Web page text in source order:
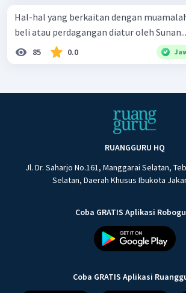
Hal-hal yang berkaitan dengan
beli atau perdagangan diatur oleh
85 0.0
RUANGGURU HQ
Jl. Dr. Saharjo No.161, Manggarai Selatan,
Selatan, Daerah Khusus Ibukota
Coba GRATIS Aplikasi
Coba GRATIS Aplikasi